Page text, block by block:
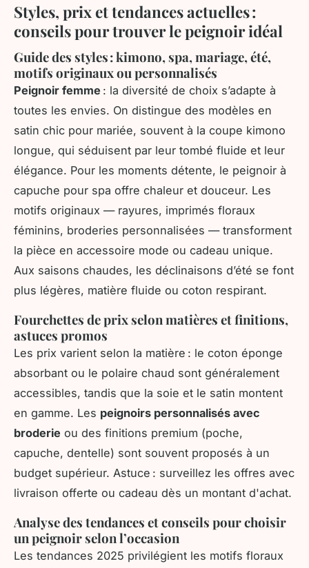
Styles, prix et tendances actuelles :
conseils pour trouver le peignoir idéal
Guide des styles : kimono, spa, mariage, été,
motifs originaux ou personnalisés
Peignoir femme : la diversité de choix s’adapte à
toutes les envies. On distingue des modèles en
satin chic pour mariée, souvent à la coupe kimono
longue, qui séduisent par leur tombé fluide et leur
élégance. Pour les moments détente, le peignoir à
capuche pour spa offre chaleur et douceur. Les
motifs originaux — rayures, imprimés floraux
féminins, broderies personnalisées — transforment
la pièce en accessoire mode ou cadeau unique.
Aux saisons chaudes, les déclinaisons d’été se font
plus légères, matière fluide ou coton respirant.
Fourchettes de prix selon matières et finitions,
astuces promos
Les prix varient selon la matière : le coton éponge
absorbant ou le polaire chaud sont généralement
accessibles, tandis que la soie et le satin montent
en gamme. Les peignoirs personnalisés avec
broderie ou des finitions premium (poche,
capuche, dentelle) sont souvent proposés à un
budget supérieur. Astuce : surveillez les offres avec
livraison offerte ou cadeau dès un montant d'achat.
Analyse des tendances et conseils pour choisir
un peignoir selon l’occasion
Les tendances 2025 privilégient les motifs floraux